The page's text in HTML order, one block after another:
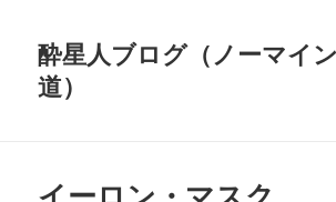
酔星人ブログ（ノーマイ
道）